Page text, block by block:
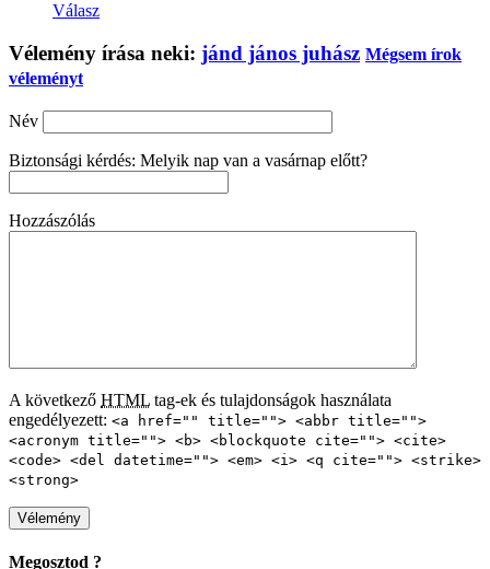
Válasz
Vélemény írása neki: jánd jános juhász Mégsem írok
véleményt
Név
Biztonsági kérdés: Melyik nap van a vasárnap előtt?
Hozzászólás
A következő HTML tag-ek és tulajdonságok használata
engedélyezett: <a href="" title=""> <abbr title="">
<acronym title=""> <b> <blockquote cite=""> <cite>
<code> <del datetime=""> <em> <i> <q cite=""> <strike>
<strong>
Megosztod ?